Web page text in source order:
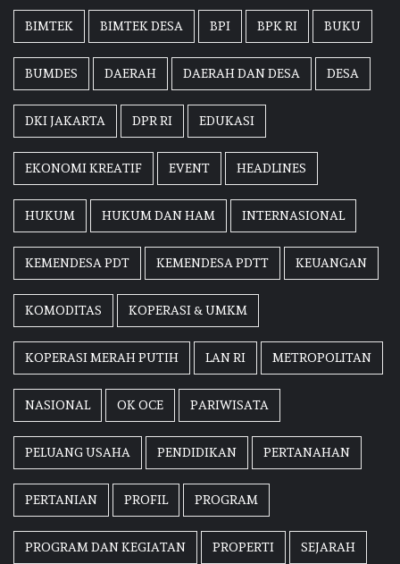
BIMTEK BIMTEK DESA BPI BPK RI BUKU
BUMDES DAERAH DAERAH DAN DESA DESA
DKI JAKARTA DPR RI EDUKASI
EKONOMI KREATIF EVENT HEADLINES
HUKUM HUKUM DAN HAM INTERNASIONAL
KEMENDESA PDT KEMENDESA PDTT KEUANGAN
KOMODITAS KOPERASI & UMKM
KOPERASI MERAH PUTIH LAN RI METROPOLITAN
NASIONAL OK OCE PARIWISATA
PELUANG USAHA PENDIDIKAN PERTANAHAN
PERTANIAN PROFIL PROGRAM
PROGRAM DAN KEGIATAN PROPERTI SEJARAH